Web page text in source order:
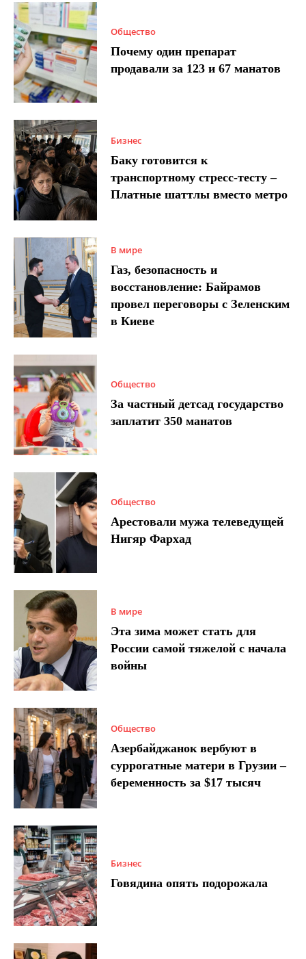
Общество
Почему один препарат
продавали за 123 и 67 манатов
Бизнес
Баку готовится к
транспортному стресс-тесту –
Платные шаттлы вместо метро
В мире
Газ, безопасность и
восстановление: Байрамов
провел переговоры с Зеленским
в Киеве
Общество
За частный детсад государство
заплатит 350 манатов
Общество
Арестовали мужа телеведущей
Нигяр Фархад
В мире
Эта зима может стать для
России самой тяжелой с начала
войны
Общество
Азербайджанок вербуют в
суррогатные матери в Грузии –
беременность за $17 тысяч
Бизнес
Говядина опять подорожала